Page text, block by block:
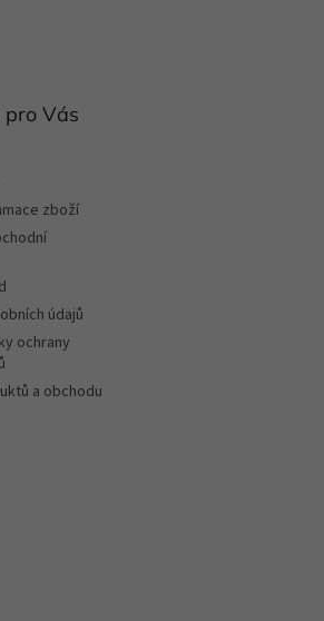
Vás
zboží
údajů
ochrany
a obchodu